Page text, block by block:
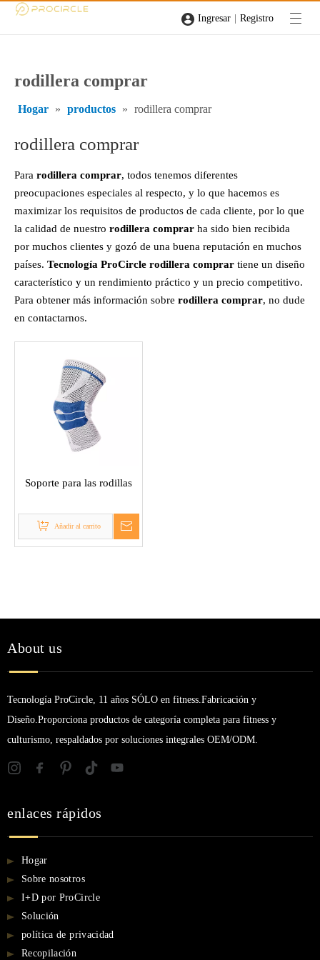
Ingresar | Registro
rodillera comprar
Hogar » productos » rodillera comprar
rodillera comprar
Para rodillera comprar, todos tenemos diferentes
preocupaciones especiales al respecto, y lo que hacemos es
maximizar los requisitos de productos de cada cliente, por lo que
la calidad de nuestro rodillera comprar ha sido bien recibida
por muchos clientes y gozó de una buena reputación en muchos
países. Tecnología ProCircle rodillera comprar tiene un diseño
característico y un rendimiento práctico y un precio competitivo.
Para obtener más información sobre rodillera comprar, no dude
en contactarnos.
Soporte para las rodillas
Añadir al carrito
About us
Tecnología ProCircle, 11 años SÓLO en fitness.Fabricación y
Diseño.Proporciona productos de categoría completa para fitness y
culturismo, respaldados por soluciones integrales OEM/ODM.
enlaces rápidos
Hogar
Sobre nosotros
I+D por ProCircle
Solución
política de privacidad
Recopilación